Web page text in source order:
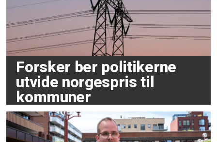
Forsker ber politikerne
utvide norgespris til
kommuner